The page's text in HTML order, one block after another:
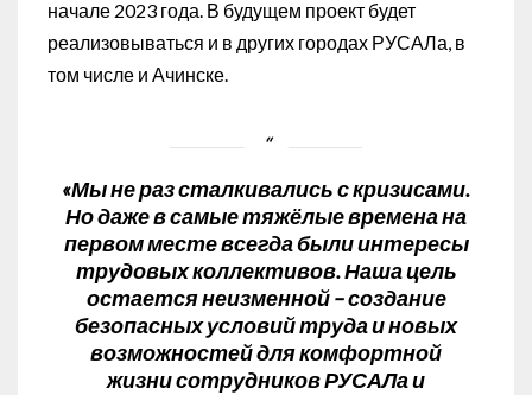
начале 2023 года. В будущем проект будет
реализовываться и в других городах РУСАЛа, в
том числе и Ачинске.
«Мы не раз сталкивались с кризисами.
Но даже в самые тяжёлые времена на
первом месте всегда были интересы
трудовых коллективов. Наша цель
остается неизменной – создание
безопасных условий труда и новых
возможностей для комфортной
жизни сотрудников РУСАЛа и